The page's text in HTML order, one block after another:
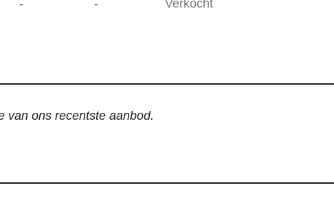
- - Verkocht
van ons recentste aanbod.